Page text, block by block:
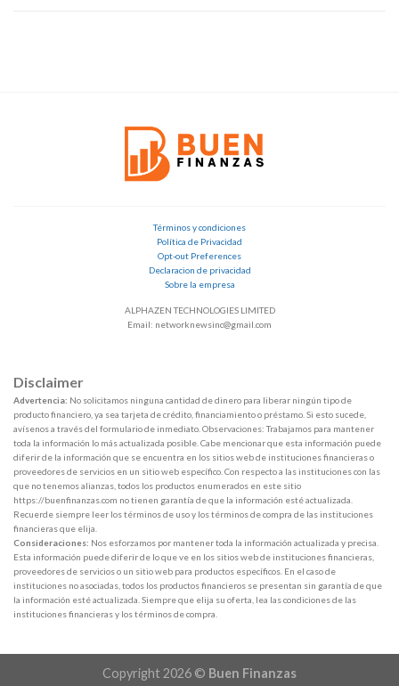
Términos y condiciones
Política de Privacidad
Opt-out Preferences
Declaracion de privacidad
Sobre la empresa
ALPHAZEN TECHNOLOGIES LIMITED
Email: networknewsinc@gmail.com
Disclaimer
Advertencia: No solicitamos ninguna cantidad de dinero para liberar ningún tipo de
producto financiero, ya sea tarjeta de crédito, financiamiento o préstamo. Si esto sucede,
avísenos a través del formulario de inmediato. Observaciones: Trabajamos para mantener
toda la información lo más actualizada posible. Cabe mencionar que esta información puede
diferir de la información que se encuentra en los sitios web de instituciones financieras o
proveedores de servicios en un sitio web específico. Con respecto a las instituciones con las
que no tenemos alianzas, todos los productos enumerados en este sitio
https://buenfinanzas.com no tienen garantía de que la información esté actualizada.
Recuerde siempre leer los términos de uso y los términos de compra de las instituciones
financieras que elija.
Consideraciones: Nos esforzamos por mantener toda la información actualizada y precisa.
Esta información puede diferir de lo que ve en los sitios web de instituciones financieras,
proveedores de servicios o un sitio web para productos específicos. En el caso de
instituciones no asociadas, todos los productos financieros se presentan sin garantía de que
la información esté actualizada. Siempre que elija su oferta, lea las condiciones de las
instituciones financieras y los términos de compra.
Copyright 2026 © Buen Finanzas